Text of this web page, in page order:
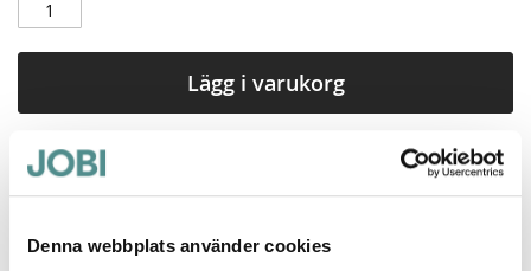
Denna webbplats använder cookies
Lägg i varukorg
Arbetssko? Hikingsandal? Fritidssandal? Du
väljer!
El Camino är en arbetssandal/sportsandal med